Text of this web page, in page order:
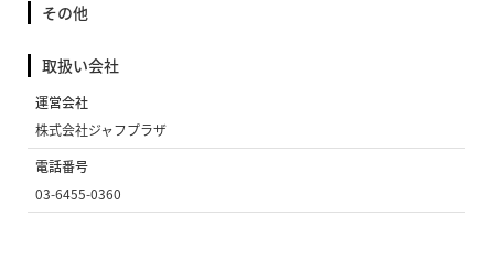
その他
取扱い会社
運営会社
株式会社ジャフプラザ
電話番号
03-6455-0360